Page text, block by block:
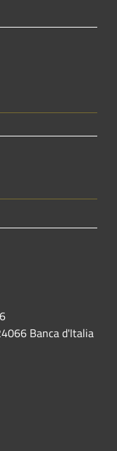
Banca d'Italia